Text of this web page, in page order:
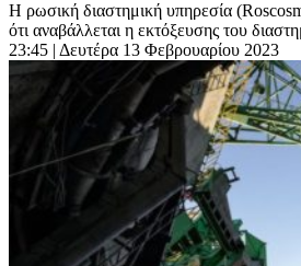
Η ρωσική διαστημική υπηρεσία
ότι αναβάλλεται η εκτόξευσης του
23:45 | Δευτέρα 13 Φεβρουαρίου 2023